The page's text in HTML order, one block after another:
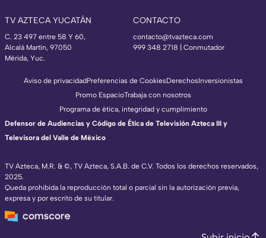
TV AZTECA YUCATÁN
C. 23 497 entre 58 Y 60,
Alcalá Martín, 97050
Mérida, Yuc.
CONTACTO
contacto@tvazteca.com
999 348 2718 | Conmutador
TV Azteca, M.R. & ©, TV Azteca, S.A.B. de C.V. Todos los derechos reservados,
2025.
Queda prohibida la reproducción total o parcial sin la autorización previa,
expresa y por escrito de su titular.
Aviso de privacidadPreferencias de CookiesDerechosInversionistas
Promo EspacioTrabaja con nosotros
Programa de ética, integridad y cumplimiento
Defensor de Audiencias y Código de Ética de Televisión Azteca III y
Televisora del Valle de México